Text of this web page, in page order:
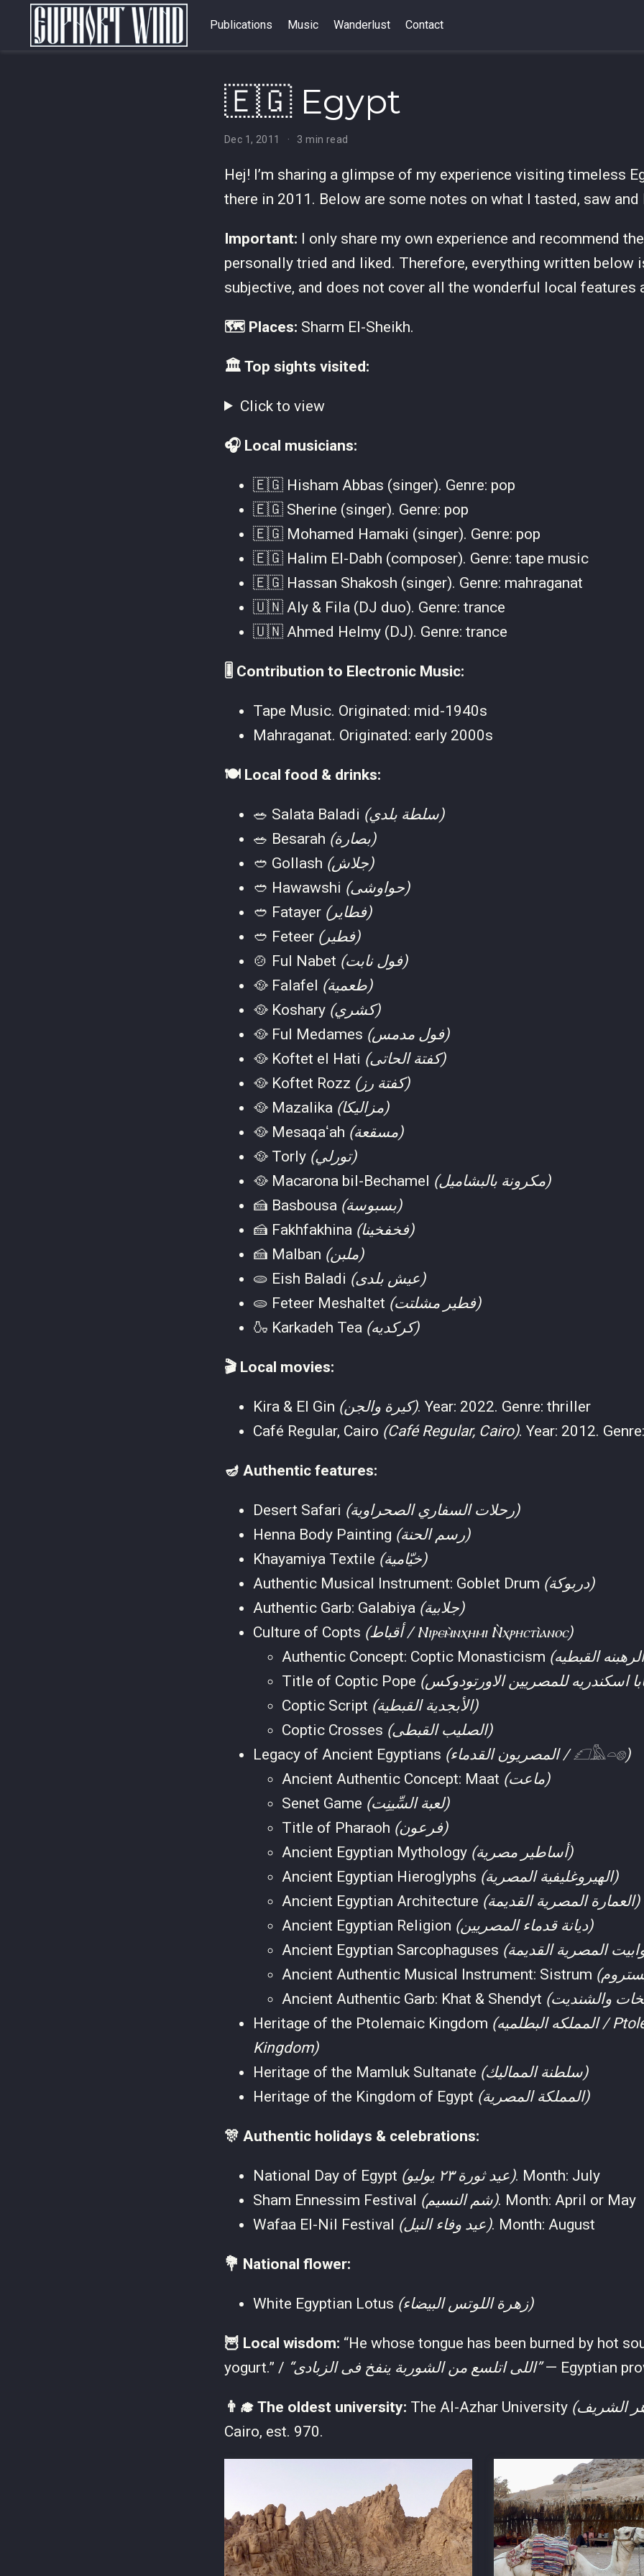
Publications Music Wanderlust Contact
🇪🇬 Egypt
Dec 1, 2011 3 min read
Hej! I’m sharing a glimpse of my experience visiting timeless
there in 2011. Below are some notes on what I tasted, saw
Important: I only share my own experience and recommend
personally tried and liked. Therefore, everything written below
subjective, and does not cover all the wonderful local features
🗺 Places: Sharm El-Sheikh.
🏛 Top sights visited:
Click to view
🎧 Local musicians:
🇪🇬 Hisham Abbas (singer). Genre: pop
🇪🇬 Sherine (singer). Genre: pop
🇪🇬 Mohamed Hamaki (singer). Genre: pop
🇪🇬 Halim El-Dabh (composer). Genre: tape music
🇪🇬 Hassan Shakosh (singer). Genre: mahraganat
🇺🇳 Aly & Fila (DJ duo). Genre: trance
🇺🇳 Ahmed Helmy (DJ). Genre: trance
🎚️ Contribution to Electronic Music:
Tape Music. Originated: mid-1940s
Mahraganat. Originated: early 2000s
🍽️ Local food & drinks:
🥗 Salata Baladi
(سلطة بلدي)
🥗 Besarah
(بصارة)
🥙 Gollash
(جلاش)
🥙 Hawawshi
(حواوشى)
🥙 Fatayer
(فطاير)
🥙 Feteer
(فطير)
🍲 Ful Nabet
(فول نابت)
🥘 Falafel
(طعمية)
🥘 Koshary
(كشري)
🥘 Ful Medames
(فول مدمس)
🥘 Koftet el Hati
(كفتة الحاتى)
🥘 Koftet Rozz
(كفتة رز)
🥘 Mazalika
(مزاليكا)
🥘 Mesaqaʻah
(مسقعة)
🥘 Torly
(تورلي)
🥘 Macarona bil-Bechamel
(مكرونة بالبشاميل)
🍰 Basbousa
(بسبوسة)
🍰 Fakhfakhina
(فخفخينا)
🍰 Malban
(ملبن)
🫓 Eish Baladi
(عيش بلدى)
🫓 Feteer Meshaltet
(فطير مشلتت)
🍶 Karkadeh Tea
(كركديه)
🎬 Local movies:
Kira & El Gin (كيرة والجن). Year: 2022. Genre: thriller
Café Regular, Cairo (Café Regular, Cairo). Year: 2012.
🪔 Authentic features:
Desert Safari
(رحلات السفاري الصحراوية)
Henna Body Painting
(رسم الحنة)
Khayamiya Textile
(خيّامية)
Authentic Musical Instrument: Goblet Drum
(دربوكة)
Authentic Garb: Galabiya
(جلابية)
Culture of Copts
(أقباط / Ⲛⲓⲣⲉⲙ̀ⲛⲭⲏⲙⲓ Ⲛ̀ⲭⲣⲏⲥⲧⲓ̀ⲁⲛⲟⲥ)
Authentic Concept: Coptic Monasticism
Title of Coptic Pope
Coptic Script
(الأبجدية القبطية)
Coptic Crosses
(الصليب القبطى)
Legacy of Ancient Egyptians
(المصريون القدماء / 𓆎𓅓𓏏𓊖)
Ancient Authentic Concept: Maat
(ماعت)
Senet Game
(لعبة السِّينِت)
Title of Pharaoh
(فرعون)
Ancient Egyptian Mythology
(أساطير مصرية)
Ancient Egyptian Hieroglyphs
(الهيروغليفية المصرية)
Ancient Egyptian Architecture
(العمارة المصرية القديمة)
Ancient Egyptian Religion
(ديانة قدماء المصريين)
Ancient Egyptian Sarcophaguses
Ancient Authentic Musical Instrument: Sistrum
Ancient Authentic Garb: Khat & Shendyt
Heritage of the Ptolemaic Kingdom (المملكه البطلميه / Ptolemaic
Kingdom)
Heritage of the Mamluk Sultanate
(سلطنة المماليك)
Heritage of the Kingdom of Egypt
(المملكة المصرية)
🎊 Authentic holidays & celebrations:
National Day of Egypt (عيد ثورة ٢٣ يوليو). Month: July
Sham Ennessim Festival
(شم النسيم). Month: April or May
Wafaa El-Nil Festival
(عيد وفاء النيل). Month: August
💐 National flower:
White Egyptian Lotus (زهرة اللوتس البيضاء)
🦉 Local wisdom: “He whose tongue has been burned by hot
yogurt.” /
“اللى اتلسع من الشوربة ينفخ فى الزبادى”— Egyptian
👨‍🎓 The oldest university: The Al-Azhar University
Cairo, est. 970.